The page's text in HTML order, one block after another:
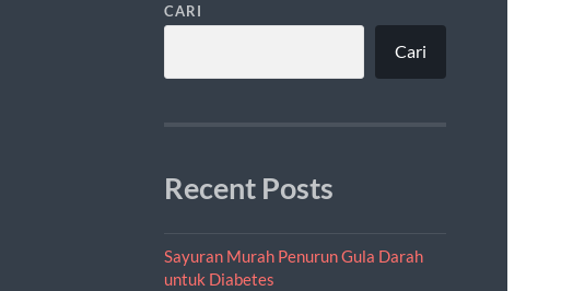
CARI
Cari
Recent Posts
Sayuran Murah Penurun Gula Darah
untuk Diabetes